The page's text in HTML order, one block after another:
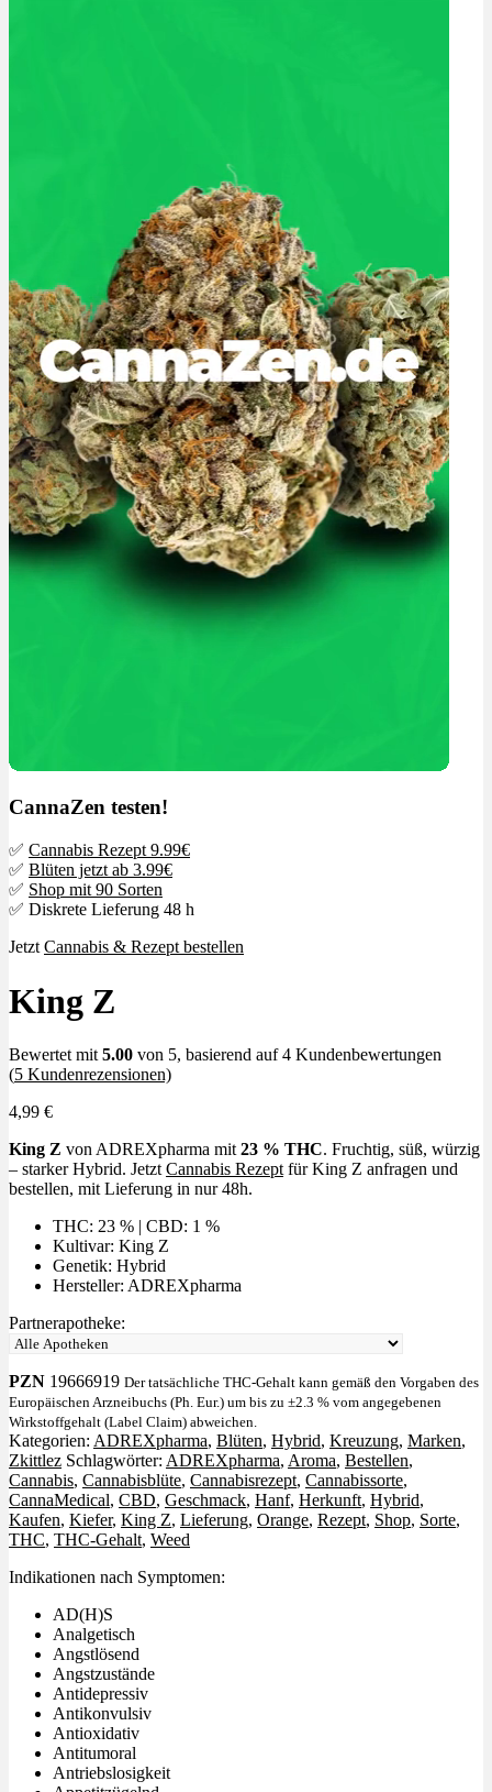
CannaZen testen!
✅ Cannabis Rezept 9.99€
✅ Blüten jetzt ab 3.99€
✅ Shop mit 90 Sorten
✅ Diskrete Lieferung 48 h
Jetzt Cannabis & Rezept bestellen
King Z
Bewertet mit 5.00 von 5, basierend auf4 Kundenbewertungen
(5 Kundenrezensionen)
4,99 €
King Z von ADREXpharma mit 23 % THC. Fruchtig, süß, würzig
– starker Hybrid. Jetzt Cannabis Rezept für King Z anfragen und
bestellen, mit Lieferung in nur 48h.
THC: 23 % | CBD: 1 %
Kultivar: King Z
Genetik: Hybrid
Hersteller: ADREXpharma
Partnerapotheke:
PZN 19666919 Der tatsächliche THC-Gehalt kann gemäß den Vorgaben des
Europäischen Arzneibuchs (Ph. Eur.) um bis zu ±2.3 % vom angegebenen
Wirkstoffgehalt (Label Claim) abweichen.
Kategorien: ADREXpharma, Blüten, Hybrid, Kreuzung, Marken,
Zkittlez Schlagwörter: ADREXpharma, Aroma, Bestellen,
Cannabis, Cannabisblüte, Cannabisrezept, Cannabissorte,
CannaMedical, CBD, Geschmack, Hanf, Herkunft, Hybrid,
Kaufen, Kiefer, King Z, Lieferung, Orange, Rezept, Shop, Sorte,
THC, THC-Gehalt, Weed
Indikationen nach Symptomen:
AD(H)S
Analgetisch
Angstlösend
Angstzustände
Antidepressiv
Antikonvulsiv
Antioxidativ
Antitumoral
Antriebslosigkeit